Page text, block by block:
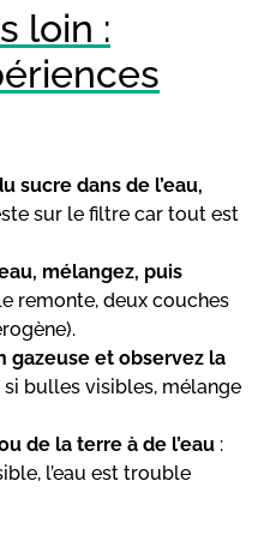
loin :
sucre dans de l’eau,
sur le filtre car tout est
mélangez, puis
remonte, deux couches
gazeuse et observez la
si bulles visibles, mélange
de la terre à de l’eau :
l’eau est trouble